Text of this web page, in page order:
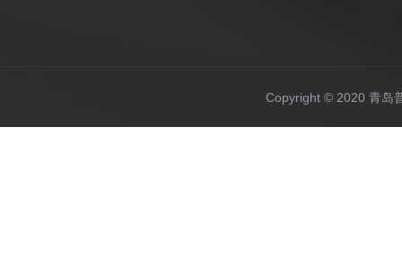
Copyright © 2020 青岛